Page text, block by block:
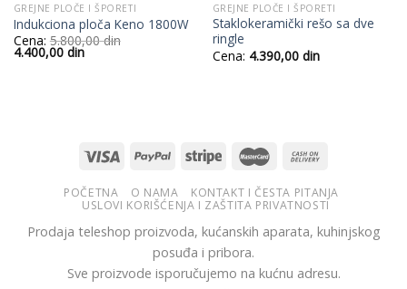
GREJNE PLOČE I ŠPORETI
Indukciona ploča Keno 1800W
Cena: 5.800,00din
Originalna
4.400,00dinTrenutna
GREJNE PLOČE I ŠPORETI
Staklokeramički rešo sa dve
ringle
Cena: 4.390,00din
POČETNA O NAMA
KONTAKT I ČESTA PITANJA
USLOVI KORIŠĆENJA I ZAŠTITA PRIVATNOSTI
Prodaja teleshop proizvoda, kućanskih aparata, kuhinjskog
posuđa i pribora.
Sve proizvode isporučujemo na kućnu adresu.